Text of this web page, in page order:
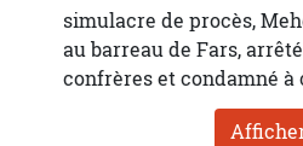
simulacre de procès,
au barreau de Fars,
confrères et condamné à